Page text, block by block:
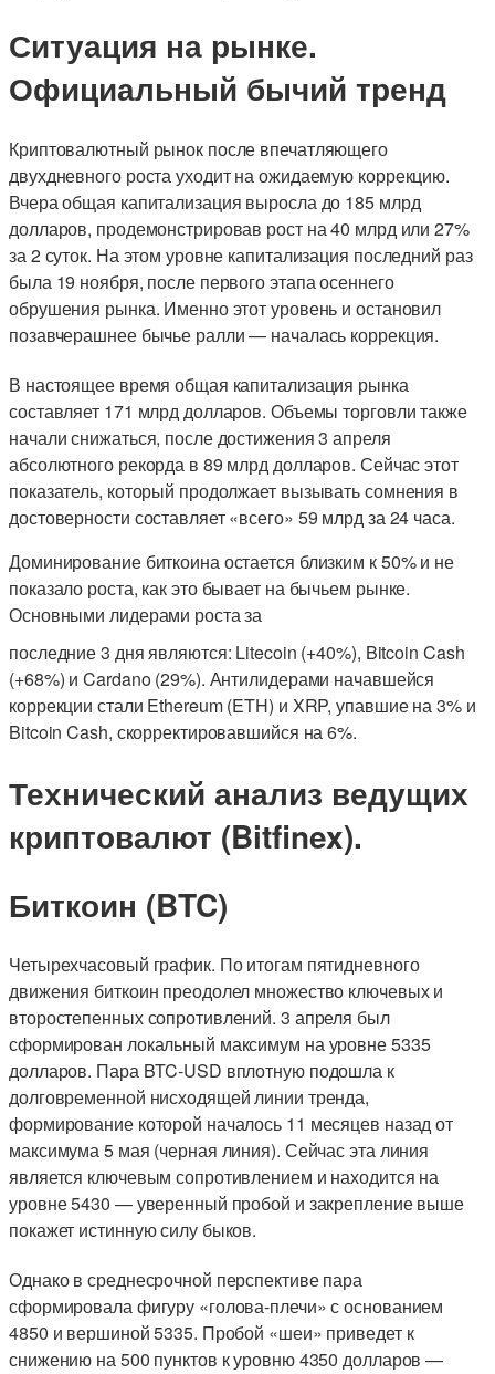
Ситуация на рынке.
Официальный бычий тренд
Криптовалютный рынок после впечатляющего
двухдневного роста уходит на ожидаемую коррекцию.
Вчера общая капитализация выросла до 185 млрд
долларов, продемонстрировав рост на 40 млрд или 27%
за 2 суток. На этом уровне капитализация последний раз
была 19 ноября, после первого этапа осеннего
обрушения рынка. Именно этот уровень и остановил
позавчерашнее бычье ралли — началась коррекция.
В настоящее время общая капитализация рынка
составляет 171 млрд долларов. Объемы торговли также
начали снижаться, после достижения 3 апреля
абсолютного рекорда в 89 млрд долларов. Сейчас этот
показатель, который продолжает вызывать сомнения в
достоверности составляет «всего» 59 млрд за 24 часа.
Доминирование биткоина остается близким к 50% и не
показало роста, как это бывает на бычьем рынке.
Основными лидерами роста за
последние 3 дня являются: Litecoin (+40%), Bitcoin Cash
(+68%) и Cardano (29%). Антилидерами начавшейся
коррекции стали Ethereum (ETH) и XRP, упавшие на 3% и
Bitcoin Cash, скорректировавшийся на 6%.
Технический анализ ведущих
криптовалют (Bitfinex).
Биткоин (BTC)
Четырехчасовый график. По итогам пятидневного
движения биткоин преодолел множество ключевых и
второстепенных сопротивлений. 3 апреля был
сформирован локальный максимум на уровне 5335
долларов. Пара BTC-USD вплотную подошла к
долговременной нисходящей линии тренда,
формирование которой началось 11 месяцев назад от
максимума 5 мая (черная линия). Сейчас эта линия
является ключевым сопротивлением и находится на
уровне 5430 — уверенный пробой и закрепление выше
покажет истинную силу быков.
Однако в среднесрочной перспективе пара
сформировала фигуру «голова-плечи» с основанием
4850 и вершиной 5335. Пробой «шеи» приведет к
снижению на 500 пунктов к уровню 4350 долларов —